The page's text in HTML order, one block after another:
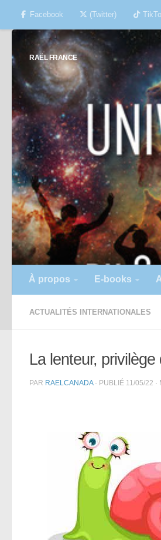
Skip to content
Facebook (Twitter)
RAËL FRANCE
À propos E-books
ACTUALITÉS INTERNATIONALES
La lenteur,
PAR RAELCANADA · PUBLIÉ 11/05/22 ·